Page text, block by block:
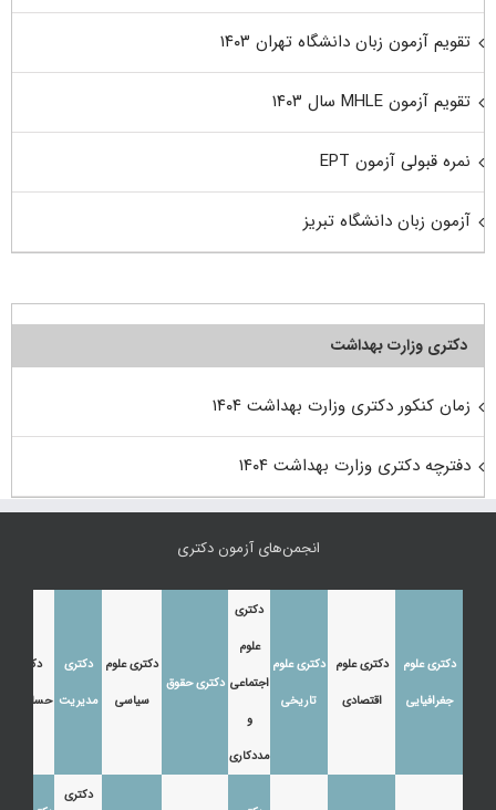
تقویم آزمون زبان دانشگاه تهران ۱۴۰۳
تقویم آزمون MHLE سال ۱۴۰۳
نمره قبولی آزمون EPT
آزمون زبان دانشگاه تبریز
دکتری وزارت بهداشت
زمان کنکور دکتری وزارت بهداشت ۱۴۰۴
دفترچه دکتری وزارت بهداشت ۱۴۰۴
انجمن‌های آزمون دکتری
دکتری علوم
جغرافیایی
دکتری علوم
اقتصادی
دکتری علوم
تاریخی
دکتری
علوم
اجتماعی
و
مددکاری
دکتری حقوق
دکتری علوم
سیاسی
دکتری
مدیریت
دکتری
حسابداری
دکتری